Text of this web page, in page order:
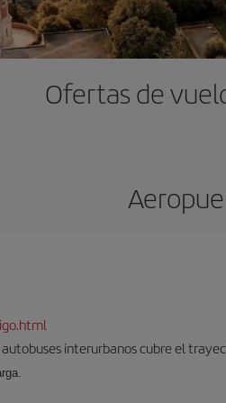
Ofertas de
autobuses interurbanos cubre el